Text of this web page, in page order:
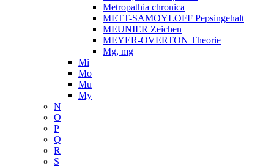
Metropathia chronica
METT-SAMOYLOFF Pepsingehalt
MEUNIER Zeichen
MEYER-OVERTON Theorie
Mg, mg
Mi
Mo
Mu
My
N
O
P
Q
R
S